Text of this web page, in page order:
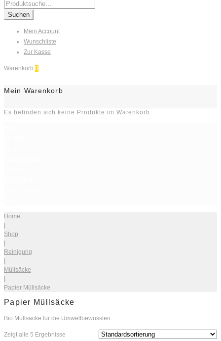
Search
for:
Suchen
Mein Account
Wunschliste
Zur Kasse
Warenkorb 0
Mein Warenkorb
Es befinden sich keine Produkte im Warenkorb.
Home
|
Shop
|
Reinigung
|
Müllsäcke
|
Papier Müllsäcke
Papier Müllsäcke
Bio Müllsäcke für die Umweltbewussten.
Zeigt alle 5 Ergebnisse